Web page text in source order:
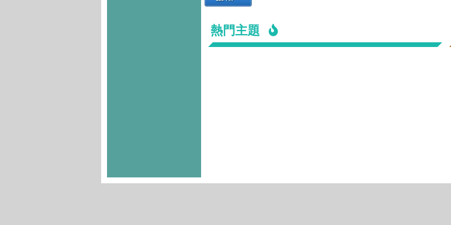
熱門主題